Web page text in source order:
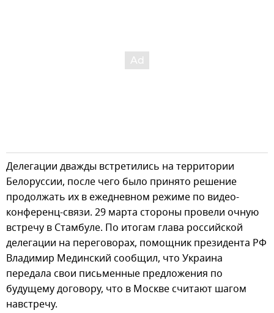
Делегации дважды встретились на территории
Белоруссии, после чего было принято решение
продолжать их в ежедневном режиме по видео-
конференц-связи. 29 марта стороны провели очную
встречу в Стамбуле. По итогам глава российской
делегации на переговорах, помощник президента РФ
Владимир Мединский сообщил, что Украина
передала свои письменные предложения по
будущему договору, что в Москве считают шагом
навстречу.